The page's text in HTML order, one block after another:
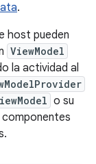
.
host pueden
ViewModel
la actividad al
o su